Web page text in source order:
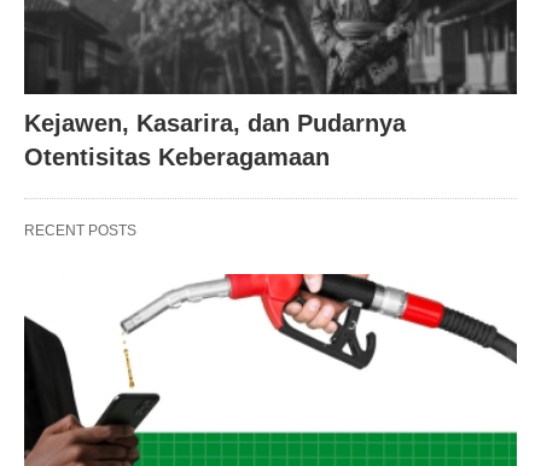
Kejawen, Kasarira, dan Pudarnya
Otentisitas Keberagamaan
RECENT POSTS